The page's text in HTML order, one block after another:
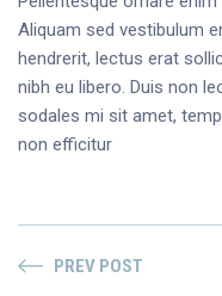
Aliquam sed vestibulum
hendrerit, lectus erat
nibh eu libero. Duis non
sodales mi sit amet,
non efficitur
PREV POST